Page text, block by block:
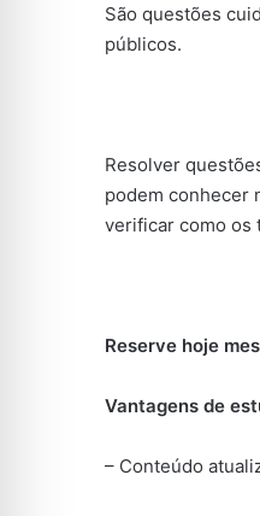
São questões
públicos.
Resolver
podem conhecer
verificar como os
Reserve hoje
Vantagens de
– Conteúdo